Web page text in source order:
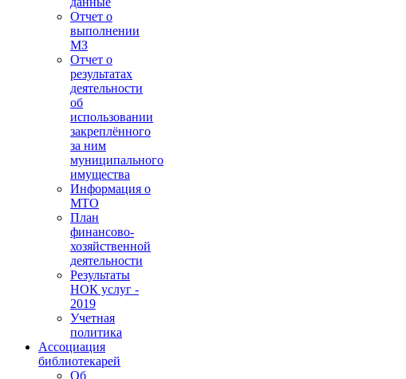
Отчет о
выполнении
МЗ
Отчет о
результатах
деятельности
об
использовании
закреплённого
за ним
муниципального
имущества
Информация о
МТО
План
финансово-
хозяйственной
деятельности
Результаты
НОК услуг -
2019
Учетная
политика
Ассоциация
библиотекарей
Об